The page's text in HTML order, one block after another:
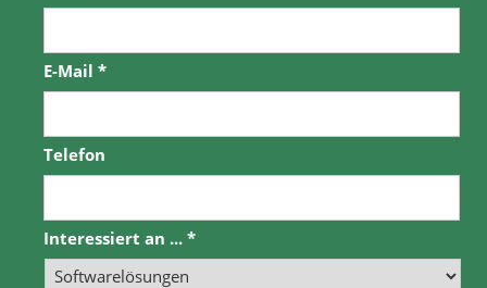
E-Mail *
Telefon
Interessiert an ... *